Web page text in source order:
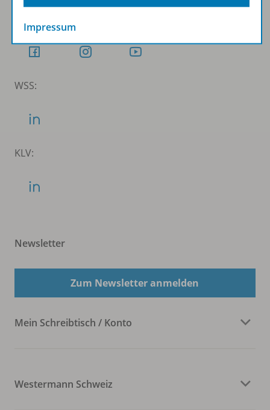
WSS:
KLV:
Newsletter
Zum Newsletter anmelden
Mein Schreibtisch / Konto
Westermann Schweiz
Impressum